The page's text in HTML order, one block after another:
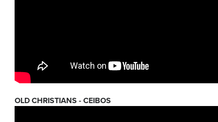
OLD CHRISTIANS - CEIBOS